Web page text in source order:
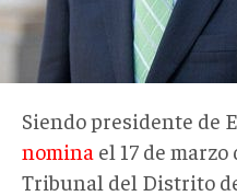
Siendo presidente de
nomina el 17 de
Tribunal del Distrito